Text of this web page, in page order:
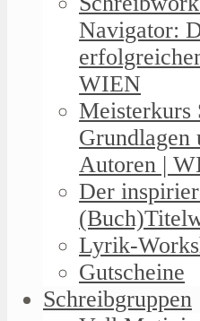
Navigator:
WIEN
Meisterkurs
Grundlagen
Autoren |
Der
Lyrik-
Gutscheine
Schreibgruppen